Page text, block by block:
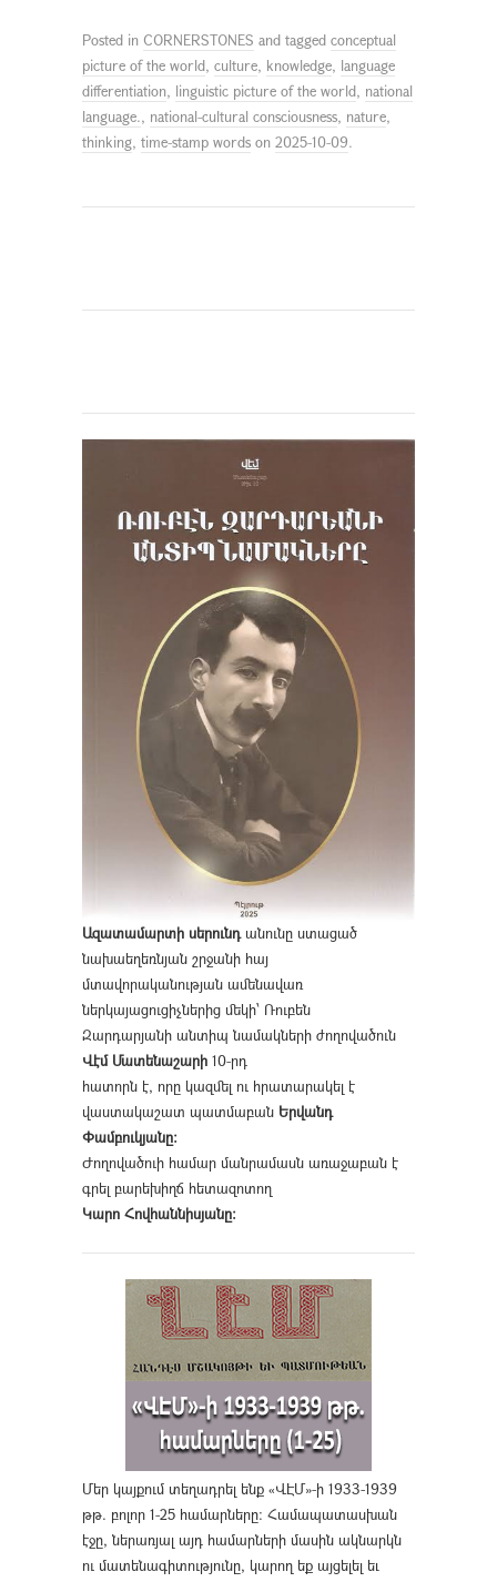
Posted in CORNERSTONES and tagged conceptual
picture of the world, culture, knowledge, language
differentiation, linguistic picture of the world, national
language., national-cultural consciousness, nature,
thinking, time-stamp words on 2025-10-09.
Ազատամարտի սերունդանունը ստացած
նախաեղեռնյան շրջանի հայ
մտավորականության ամենավառ
ներկայացուցիչներից մեկի՝ Ռուբեն
Զարդարյանի անտիպ նամակների ժողովածուն
Վէմ Մատենաշարի 10-րդ
հատորն է, որը կազմել ու հրատարակել է
վաստակաշատ պատմաբան Երվանդ
Փամբուկյանը։
Ժողովածուի համար մանրամասն առաջաբան է
գրել բարեխիղճ հետազոտող
Կարո Հովհաննիսյանը։
Մեր կայքում տեղադրել ենք «ՎԷՄ»-ի 1933-1939
թթ. բոլոր 1-25 համարները։ Համապատասխան
էջը, ներառյալ այդ համարների մասին ակնարկն
ու մատենագիտությունը, կարող եք այցելել եւ